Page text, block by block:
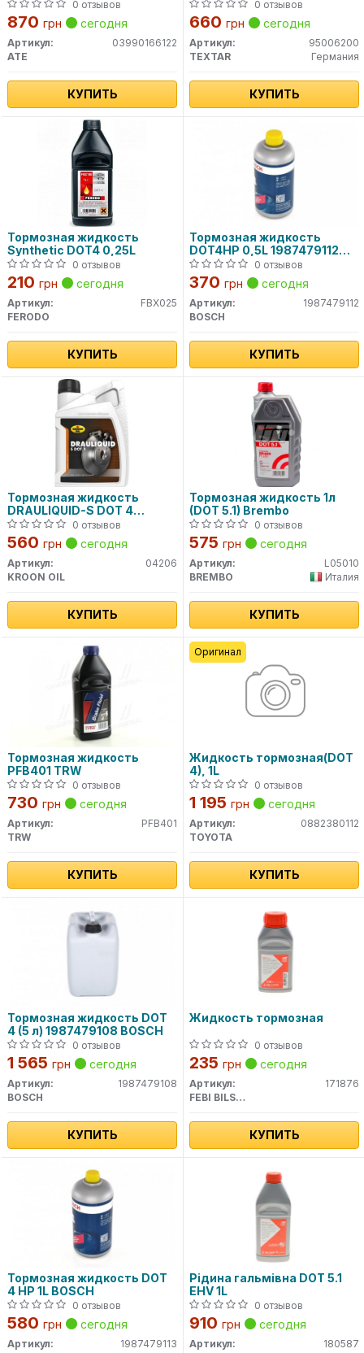
0 отзывов
870 грн сегодня
Артикул:
03990166122
ATE
КУПИТЬ
0 отзывов
660 грн сегодня
Артикул:
95006200
TEXTAR
Германия
КУПИТЬ
Тормозная жидкость
Synthetic DOT4 0,25L
0 отзывов
210 грн сегодня
Артикул:
FBX025
FERODO
КУПИТЬ
Тормозная жидкость
DOT4HP 0,5L 1987479112
BOSCH
0 отзывов
370 грн сегодня
Артикул:
1987479112
BOSCH
КУПИТЬ
Тормозная жидкость
DRAULIQUID-S DOT 4
BRAKEFLUID 1л0 отзывов
560 грн сегодня
Артикул:
04206
KROON OIL
КУПИТЬ
Тормозная жидкость 1л
(DOT 5.1) Brembo
0 отзывов
575 грн сегодня
Артикул:
L05010
BREMBO
Италия
КУПИТЬ
Тормозная жидкость
PFB401 TRW
0 отзывов
730 грн сегодня
Артикул:
PFB401
TRW
КУПИТЬ
Жидкость тормозная(DOT
4), 1L
0 отзывов
1 195 грн сегодня
Артикул:
0882380112
TOYOTA
КУПИТЬ
Оригинал
Тормозная жидкость DOT
4 (5 л) 1987479108 BOSCH
0 отзывов
1 565 грн сегодня
Артикул:
1987479108
BOSCH
КУПИТЬ
Жидкость тормозная
0 отзывов
235 грн сегодня
Артикул:
171876
FEBI BILSTEIN
КУПИТЬ
Тормозная жидкость DOT
4 HP 1L BOSCH
0 отзывов
580 грн сегодня
Артикул:
1987479113
Рідина гальмівна DOT 5.1
EHV 1L
0 отзывов
910 грн сегодня
Артикул:
180587